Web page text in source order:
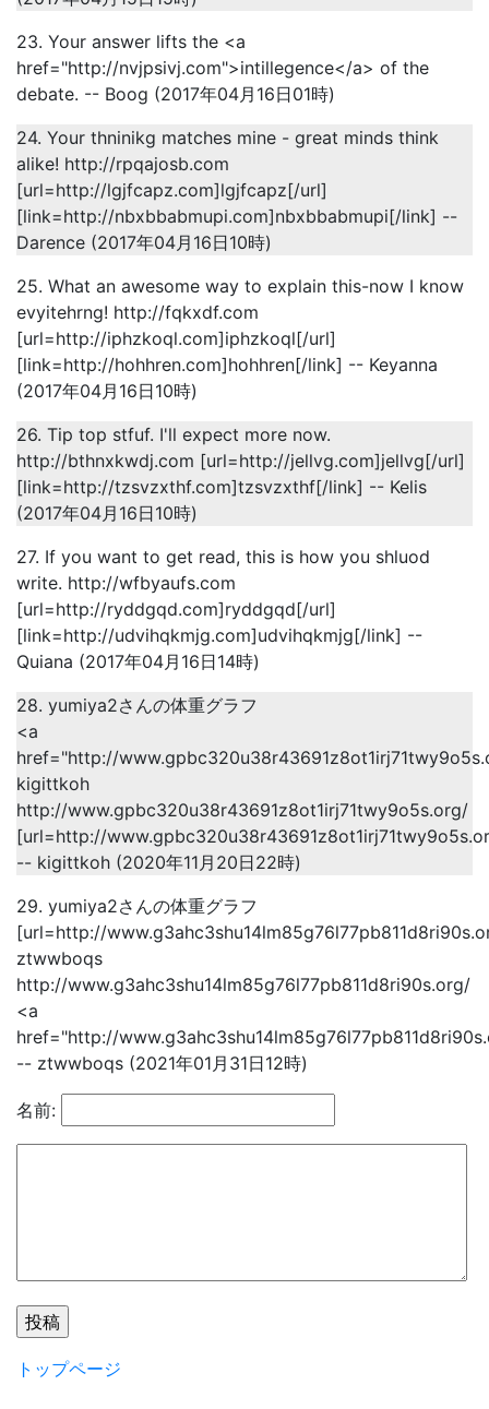
23. Your answer lifts the <a
href="http://nvjpsivj.com">intillegence</a> of the
debate. -- Boog (2017年04月16日01時)
24. Your thninikg matches mine - great minds think
alike! http://rpqajosb.com
[url=http://lgjfcapz.com]lgjfcapz[/url]
[link=http://nbxbbabmupi.com]nbxbbabmupi[/link] --
Darence (2017年04月16日10時)
25. What an awesome way to explain this-now I know
evyitehrng! http://fqkxdf.com
[url=http://iphzkoql.com]iphzkoql[/url]
[link=http://hohhren.com]hohhren[/link] -- Keyanna
(2017年04月16日10時)
26. Tip top stfuf. I'll expect more now.
http://bthnxkwdj.com [url=http://jellvg.com]jellvg[/url]
[link=http://tzsvzxthf.com]tzsvzxthf[/link] -- Kelis
(2017年04月16日10時)
27. If you want to get read, this is how you shluod
write. http://wfbyaufs.com
[url=http://ryddgqd.com]ryddgqd[/url]
[link=http://udvihqkmjg.com]udvihqkmjg[/link] --
Quiana (2017年04月16日14時)
28. yumiya2さんの体重グラフ
<a
href="http://
kigittkoh
http://www.gpbc320u38r43691z8ot1irj71twy9o5s.org/
[url=http://
-- kigittkoh (2020年11月20日22時)
29. yumiya2さんの体重グラフ
[url=http://
ztwwboqs
http://www.g3ahc3shu14lm85g76l77pb811d8ri90s.org/
<a
href="http://
-- ztwwboqs (2021年01月31日12時)
名前:
トップページ